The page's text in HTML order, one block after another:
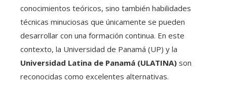
conocimientos teóricos, sino también habilidades
técnicas minuciosas que únicamente se pueden
desarrollar con una formación continua. En este
contexto, la Universidad de Panamá (UP) y la
Universidad Latina de Panamá (ULATINA) son
reconocidas como excelentes alternativas.